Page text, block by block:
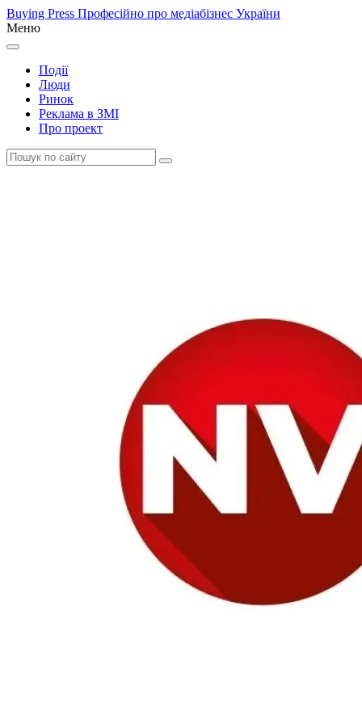
Buying Press Професійно про медіабізнес України
Меню
Події
Люди
Ринок
Реклама в ЗМІ
Про проект